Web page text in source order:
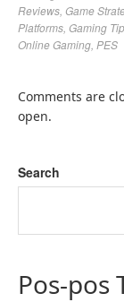
Reviews Game
Platforms Gaming
Online Gaming PES
Comments are
open.
Search
Pos-pos